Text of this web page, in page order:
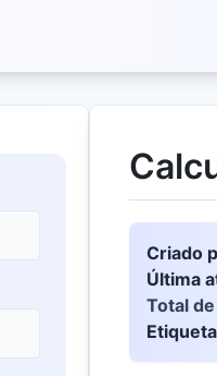
Criado
Última
Total